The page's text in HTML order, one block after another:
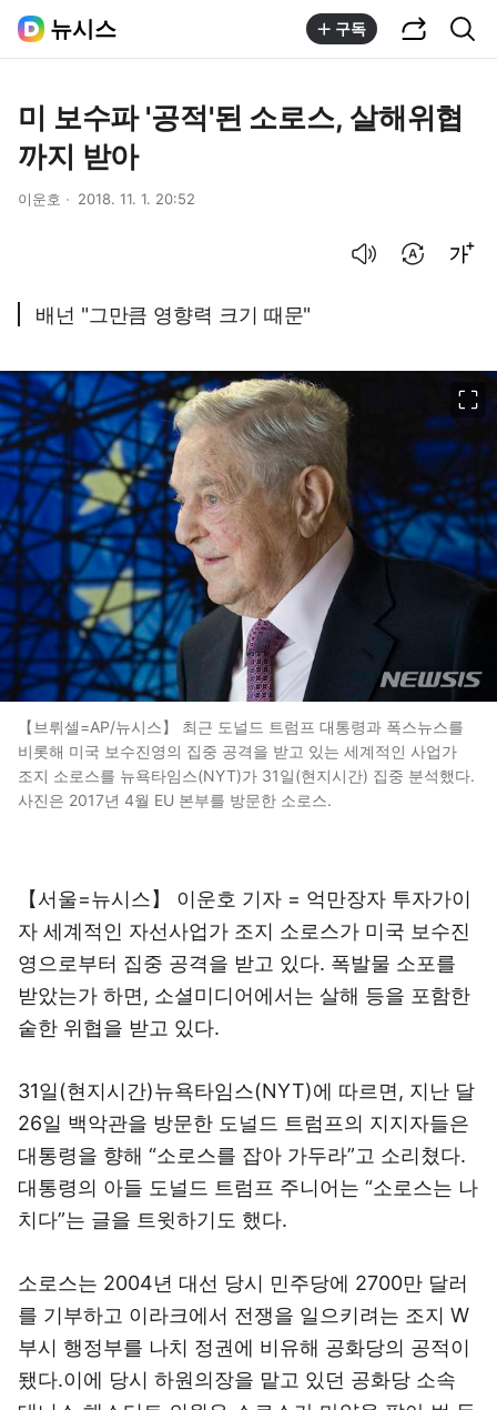
뉴시스 구독
미 보수파 '공적'된 소로스, 살해위협
까지 받아
이운호 2018. 11. 1. 20:52
배넌 "그만큼 영향력 크기 때문"
【브뤼셀=AP/뉴시스】 최근 도널드 트럼프 대통령과 폭스뉴스를
비롯해 미국 보수진영의 집중 공격을 받고 있는 세계적인 사업가
조지 소로스를 뉴욕타임스(NYT)가 31일(현지시간) 집중 분석했다.
사진은 2017년 4월 EU 본부를 방문한 소로스.
【서울=뉴시스】 이운호 기자 = 억만장자 투자가이
자 세계적인 자선사업가 조지 소로스가 미국 보수진
영으로부터 집중 공격을 받고 있다. 폭발물 소포를
받았는가 하면, 소셜미디어에서는 살해 등을 포함한
숱한 위협을 받고 있다.
31일(현지시간)뉴욕타임스(NYT)에 따르면, 지난 달
26일 백악관을 방문한 도널드 트럼프의 지지자들은
대통령을 향해 “소로스를 잡아 가두라”고 소리쳤다.
대통령의 아들 도널드 트럼프 주니어는 “소로스는 나
치다”는 글을 트윗하기도 했다.
소로스는 2004년 대선 당시 민주당에 2700만 달러
를 기부하고 이라크에서 전쟁을 일으키려는 조지 W
부시 행정부를 나치 정권에 비유해 공화당의 공적이
됐다.이에 당시 하원의장을 맡고 있던 공화당 소속